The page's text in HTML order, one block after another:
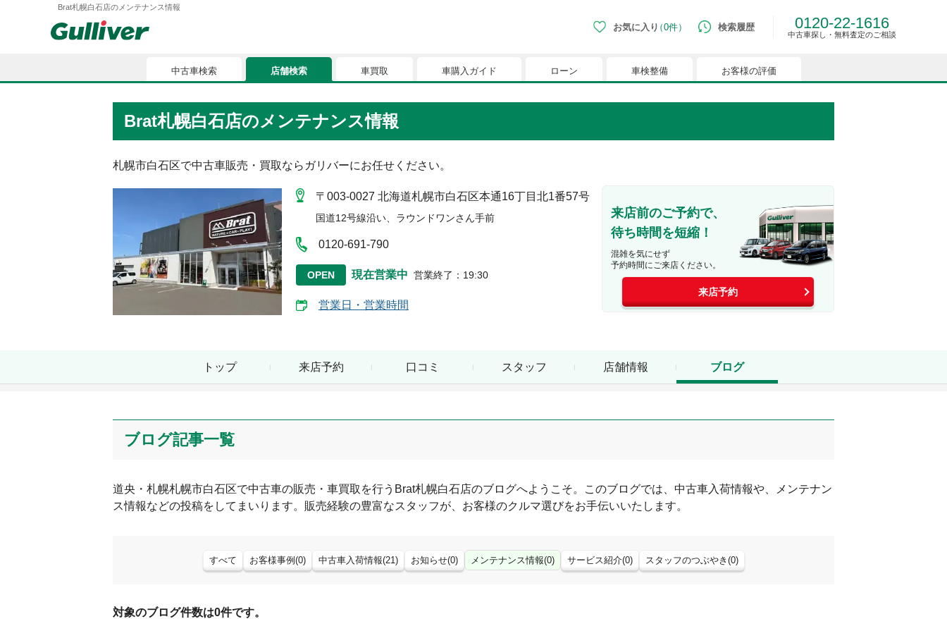
Brat札幌白石店のメンテナンス情報
お気に入り 0件
中古車検索
車購入ガイド
ローン
お客様の評価
現在、お気に入りに登録されているおクルマはございません。
お気に入りに登録すると、あなただけのお気に入りのクルマリストでいつでも簡単に比較ができるようになります。
※「お気に入り」の登録を可能にするためにCookie機能を有効にしてください。
検索履歴 0120-22-1616
中古車探し・無料査定のご相談
中古車検索 店舗検索 車買取 車購入ガイド ローン 車検整備 お客様の評価
Brat札幌白石店のメンテナンス情報
札幌市白石区で中古車販売・買取ならガリバーにお任せください。
〒003-0027 北海道札幌市白石区本通16丁目北1番57号
国道12号線沿い、ラウンドワンさん手前
0120-691-790
OPEN 現在営業中 営業終了 ： 19:30
営業日・営業時間
来店前のご予約で、
待ち時間を短縮！
混雑を気にせず
予約時間にご来店ください。
来店予約
トップ 来店予約 口コミ スタッフ 店舗情報 ブログ
ブログ記事一覧
道央・札幌札幌市白石区で中古車の販売・車買取を行う Brat札幌白石店のブログへようこそ。このブログでは、中古車入荷情報や、メンテナン
ス情報などの投稿をしてまいります。販売経験の豊富なスタッフが、お客様のクルマ選びをお手伝いいたします。
すべて お客様事例 (0) 中古車入荷情報(21) お知らせ(0) メンテナンス情報(0) サービス紹介(0) スタッフのつぶやき (0)
対象のブログ件数は0件です。